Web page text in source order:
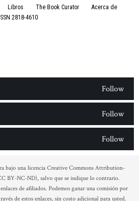
Libros The Book Curator
Acerca de
ISSN 2818-4610
Follow
Follow
Follow
bajo una licencia Creative Commons Attribution-
BY-NC-ND), salvo que se indique lo contrario.
de afiliados. Podemos ganar una comisión por
de estos enlaces, sin costo adicional para usted.